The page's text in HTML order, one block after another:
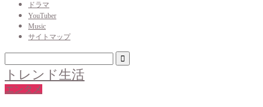
ドラマ
YouTuber
Music
サイトマップ
トレンド生活
エンタメ